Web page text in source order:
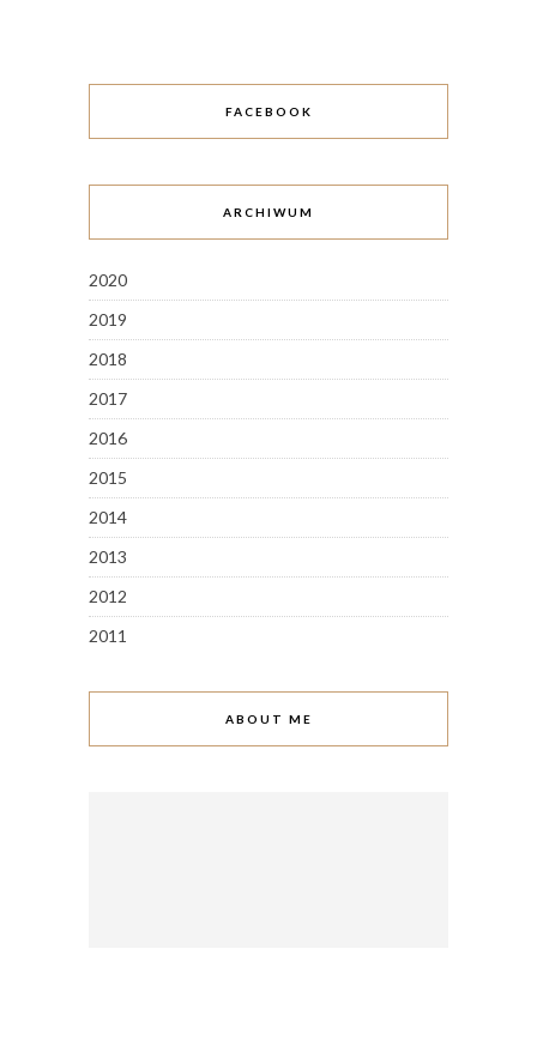
FACEBOOK
ARCHIWUM
2020
2019
2018
2017
2016
2015
2014
2013
2012
2011
ABOUT ME